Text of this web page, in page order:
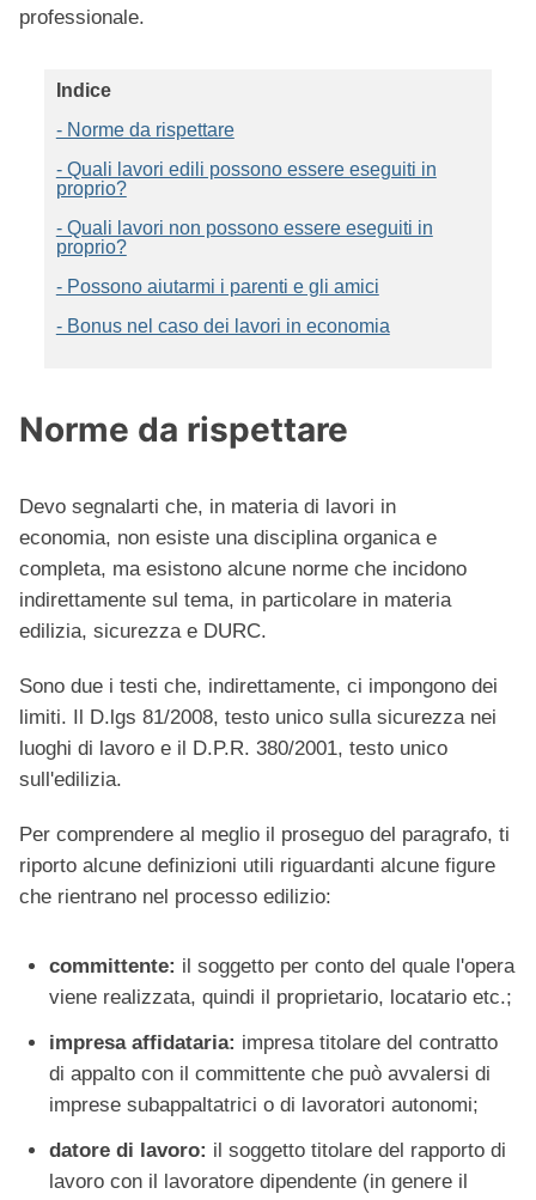
professionale.
Indice
- Norme da rispettare
- Quali lavori edili possono essere eseguiti in
proprio?
- Quali lavori non possono essere eseguiti in
proprio?
- Possono aiutarmi i parenti e gli amici
- Bonus nel caso dei lavori in economia
Norme da rispettare
Devo segnalarti che, in materia di lavori in
economia, non esiste una disciplina organica e
completa, ma esistono alcune norme che incidono
indirettamente sul tema, in particolare in materia
edilizia, sicurezza e DURC.
Sono due i testi che, indirettamente, ci impongono dei
limiti. Il D.lgs 81/2008, testo unico sulla sicurezza nei
luoghi di lavoro e il D.P.R. 380/2001, testo unico
sull'edilizia.
Per comprendere al meglio il proseguo del paragrafo, ti
riporto alcune definizioni utili riguardanti alcune figure
che rientrano nel processo edilizio:
committente: il soggetto per conto del quale l'opera
viene realizzata, quindi il proprietario, locatario etc.;
impresa affidataria: impresa titolare del contratto
di appalto con il committente che può avvalersi di
imprese subappaltatrici o di lavoratori autonomi;
datore di lavoro: il soggetto titolare del rapporto di
lavoro con il lavoratore dipendente (in genere il